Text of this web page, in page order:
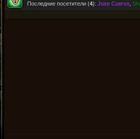
Последние посетители (4): Jose Cuervo